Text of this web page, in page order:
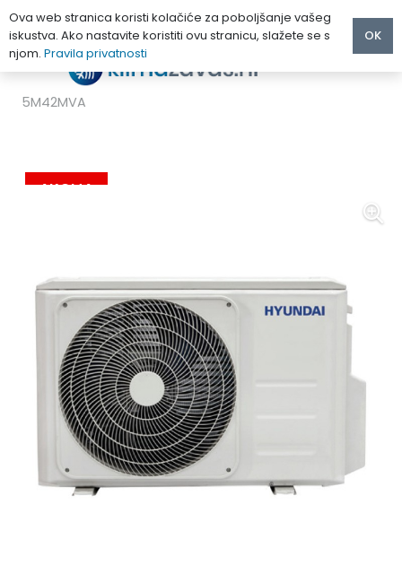
HYUNDAI KLIMA UREĐAJ MULTI VANJSKA 12.3 kW HRO
5M42MVA
AKCIJA
Ova web stranica koristi kolačiće za poboljšanje vašeg
iskustva. Ako nastavite koristiti ovu stranicu, slažete se s
njom. Pravila privatnosti
OK